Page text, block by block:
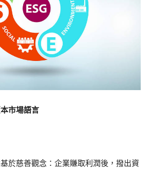
市場語言
於慈善觀念：企業賺取利潤後，撥出資